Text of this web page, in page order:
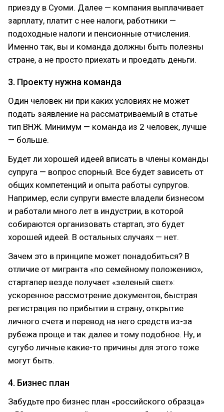
приезду в Суоми. Далее — компания выплачивает
зарплату, платит с нее налоги, работники —
подоходные налоги и пенсионные отчисления.
Именно так, вы и команда должны быть полезны
стране, а не просто приехать и проедать деньги.
3. Проекту нужна команда
Один человек ни при каких условиях не может
подать заявление на рассматриваемый в статье
тип ВНЖ. Минимум — команда из 2 человек, лучше
— больше.
Будет ли хорошей идеей вписать в члены команды
супруга — вопрос спорный. Все будет зависеть от
общих компетенций и опыта работы супругов.
Например, если супруги вместе владели бизнесом
и работали много лет в индустрии, в которой
собираются организовать стартап, это будет
хорошей идеей. В остальных случаях — нет.
Зачем это в принципе может понадобиться? В
отличие от мигранта «по семейному положению»,
стартапер везде получает «зеленый свет»:
ускоренное рассмотрение документов, быстрая
регистрация по прибытии в страну, открытие
личного счета и перевод на него средств из-за
рубежа проще и так далее и тому подобное. Ну, и
сугубо личные какие-то причины для этого тоже
могут быть.
4. Бизнес план
Забудьте про бизнес план «российского образца»